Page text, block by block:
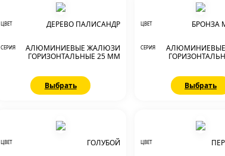
ЦВЕТ ДЕРЕВО ПАЛИСАНДР
СЕРИЯ
АЛЮМИНИЕВЫЕ ЖАЛЮЗИ
ГОРИЗОНТАЛЬНЫЕ 25 ММ
Выбрать
ЦВЕТ БРОНЗА
СЕРИЯ
Выбрать
ЦВЕТ ГОЛУБОЙ ЦВЕТ